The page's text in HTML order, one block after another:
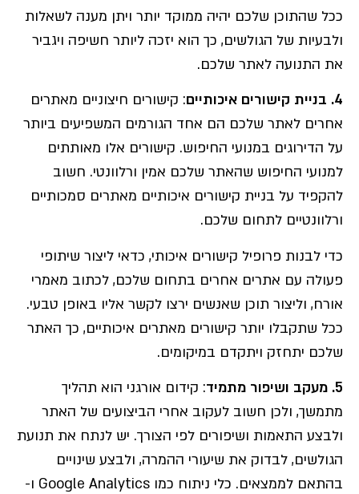
ככל שהתוכן שלכם יהיה ממוקד יותר ויתן מענה לשאלות
ולבעיות של הגולשים, כך הוא יזכה ליותר חשיפה ויגביר
את התנועה לאתר שלכם.
4. בניית קישורים איכותיים
: קישורים חיצוניים מאתרים
אחרים לאתר שלכם הם אחד הגורמים המשפיעים ביותר
על הדירוגים במנועי החיפוש. קישורים אלו מאותתים
למנועי החיפוש שהאתר שלכם אמין ורלוונטי. חשוב
להקפיד על בניית קישורים איכותיים מאתרים סמכותיים
ורלוונטיים לתחום שלכם.
כדי לבנות פרופיל קישורים איכותי, כדאי ליצור שיתופי
פעולה עם אתרים אחרים בתחום שלכם, לכתוב מאמרי
אורח, וליצור תוכן שאנשים ירצו לקשר אליו באופן טבעי.
ככל שתקבלו יותר קישורים מאתרים איכותיים, כך האתר
שלכם יתחזק ויתקדם במיקומים.
5. מעקב ושיפור מתמיד
: קידום אורגני הוא תהליך
מתמשך, ולכן חשוב לעקוב אחרי הביצועים של האתר
ולבצע התאמות ושיפורים לפי הצורך. יש לנתח את תנועת
הגולשים, לבדוק את שיעורי ההמרה, ולבצע שינויים
בהתאם לממצאים. כלי ניתוח כמו Google Analytics ו-